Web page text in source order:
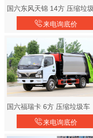
国六东风天锦 14方 压缩垃
来电询底价
国六福瑞卡 6方 压缩垃圾车
来电询底价